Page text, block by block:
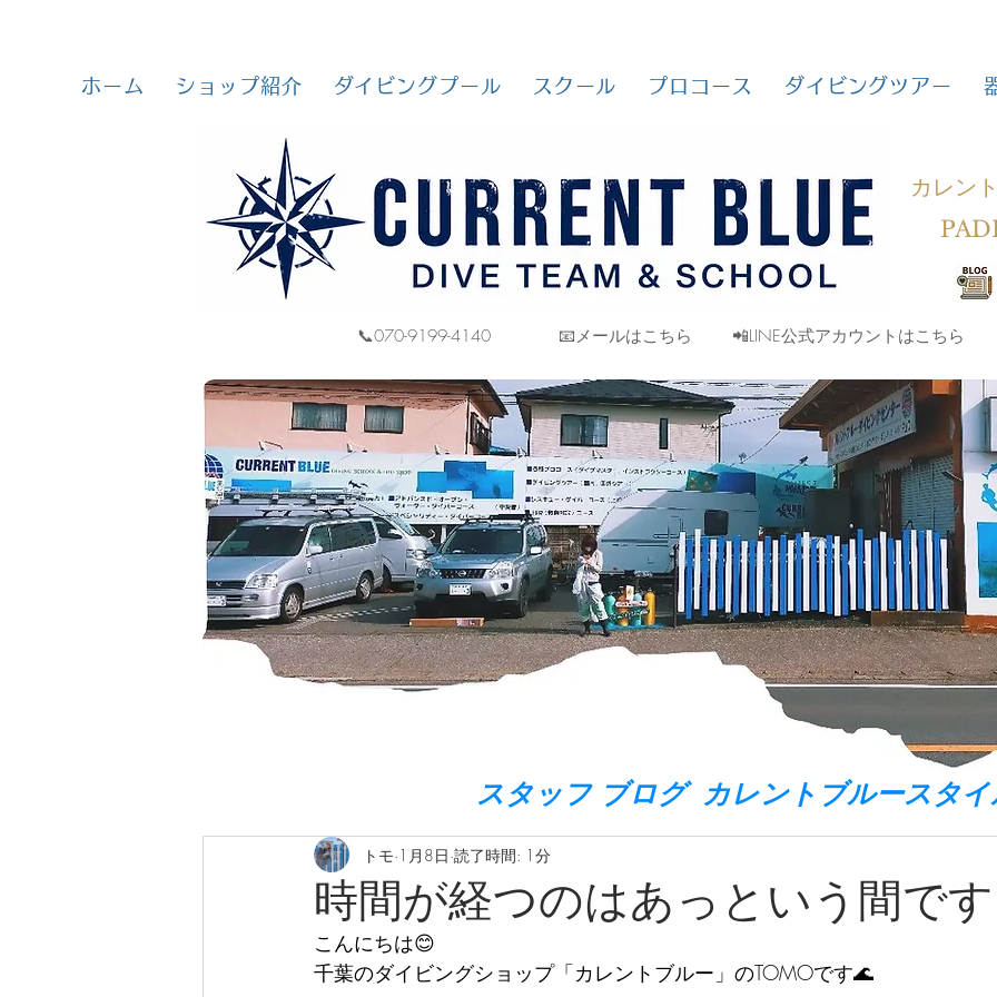
ホーム ショップ紹介 ダイビングプール スクール プロコース ダイビングツアー
カレン
📞070-9199-4140 📧メールはこちら 📲LINE公式アカウントはこちら
スタッフ ブログ カレントブルースタイ
時間が経つのはあっという間で
トモ 1月8日 読了時間: 1分
こんにちは😊
千葉のダイビングショップ「カレントブルー」のTOMOです🌊